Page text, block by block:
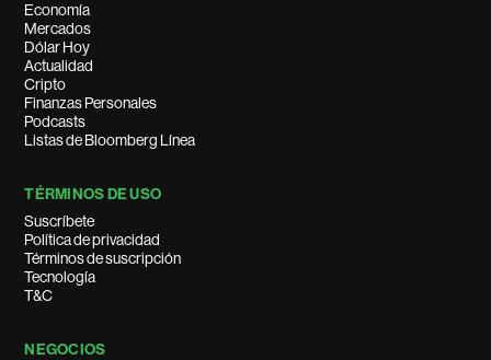
Economía
Mercados
Dólar Hoy
Actualidad
Cripto
Finanzas Personales
Podcasts
Listas de Bloomberg Línea
TÉRMINOS DE USO
Suscríbete
Política de privacidad
Términos de suscripción
Tecnología
T&C
NEGOCIOS